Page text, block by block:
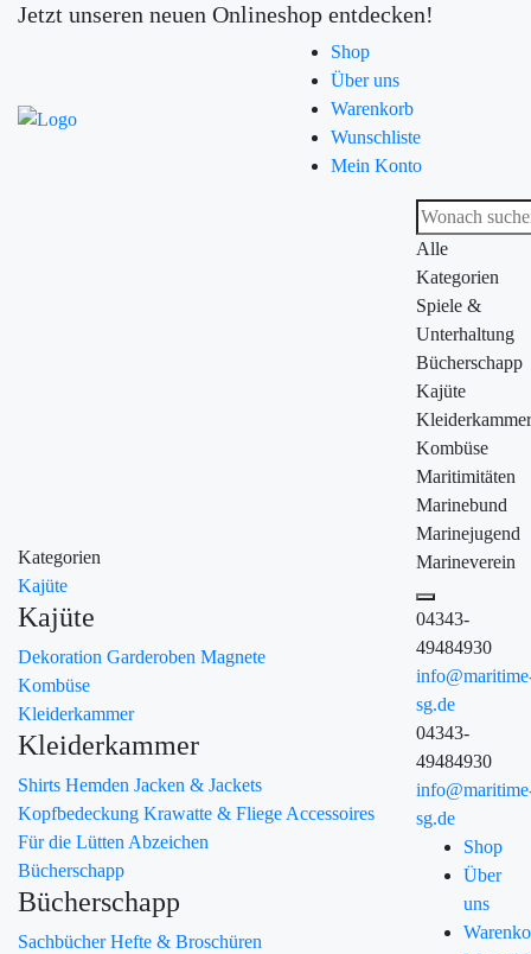
Jetzt unseren neuen Onlineshop entdecken!
Shop
Über uns
Warenkorb
Wunschliste
Mein Konto
Kategorien
Kajüte
Kajüte
Dekoration Garderoben Magnete
Kombüse
Kleiderkammer
Kleiderkammer
Shirts Hemden Jacken & Jackets
Kopfbedeckung Krawatte & Fliege Accessoires
Für die Lütten Abzeichen
Bücherschapp
Bücherschapp
SachbücherHefte & Broschüren
Alle
Kategorien
Spiele &
Unterhaltung
Bücherschapp
Kajüte
Kleiderkammer
Kombüse
Maritimitäten
Marinebund
Marinejugend
Marineverein
04343-
49484930
sg.de
04343-
49484930
sg.de
Shop
Über
uns